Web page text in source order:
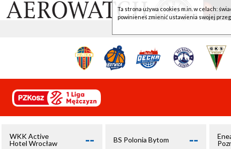
WKK Active
Hotel Wrocław
-- BS Polonia Bytom --
Ta strona używa cookies m.in. w celach:
powinieneś zmienić ustawienia swojej